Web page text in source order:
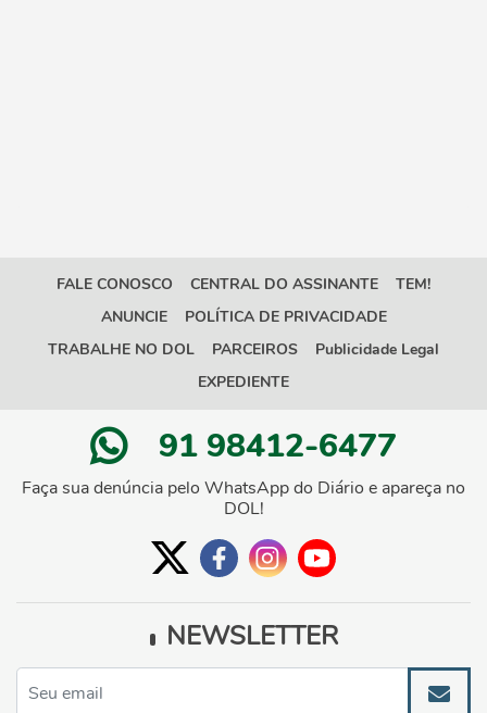
FALE CONOSCO CENTRAL DO ASSINANTE
TEM!
ANUNCIE
POLÍTICA DE PRIVACIDADE
TRABALHE NO DOL
PARCEIROS
Publicidade Legal
EXPEDIENTE
91 98412-6477
Faça sua denúncia pelo WhatsApp do Diário e apareça no
DOL!
NEWSLETTER